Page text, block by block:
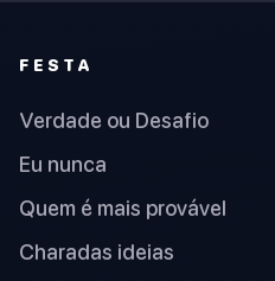
FESTA
Verdade ou Desafio
Eu nunca
Quem é mais provável
Charadas ideias